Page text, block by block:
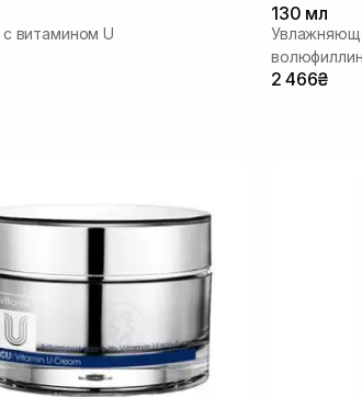
витамином U
130 мл
2 466₴